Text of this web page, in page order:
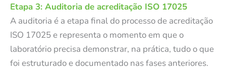
Etapa 3: Auditoria de acreditação ISO 17025
A auditoria é a etapa final do processo de acreditação
ISO 17025 e representa o momento em que o
laboratório precisa demonstrar, na prática, tudo o que
foi estruturado e documentado nas fases anteriores.